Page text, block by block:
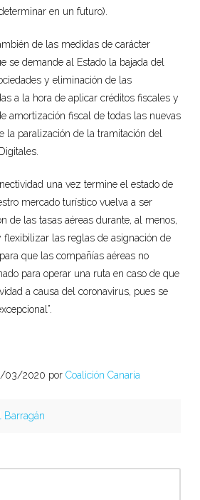
en un futuro).
de las medidas de carácter
se demande al Estado la bajada del
y eliminación de las
a la hora de aplicar créditos fiscales y
amortización fiscal de todas las nuevas
la paralización de la tramitación del
una vez termine el estado de
mercado turístico vuelva a ser
de las tasas aéreas durante, al menos,
flexibilizar las reglas de asignación de
que las compañías aéreas no
para operar una ruta en caso de que
a causa del coronavirus, pues se
03/2020 por Coalición Canaria
Barragán